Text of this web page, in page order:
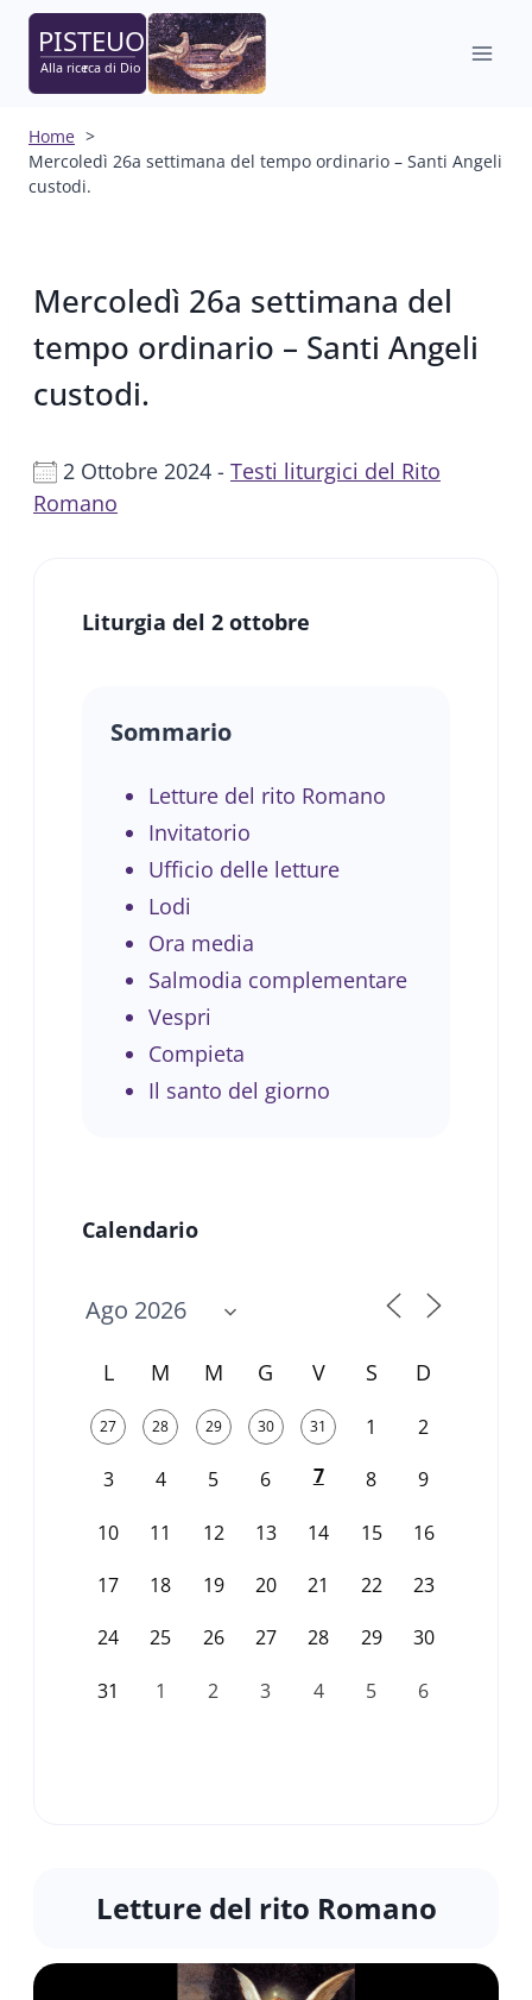
Salta
contenuto
Home
Mercoledì 26a settimana del tempo ordinario – Santi Angeli
custodi.
Mercoledì 26a settimana del
tempo ordinario – Santi Angeli
custodi.
2 Ottobre 2024 - Testi liturgici del Rito
Romano
Liturgia del 2 ottobre
Sommario
Letture del rito Romano
Invitatorio
Ufficio delle letture
Lodi
Ora media
Salmodia complementare
Vespri
Compieta
Il santo del giorno
Calendario
L M M G V S D
27 28 29 30 31 1 2
3 4 5 6 7 8 9
10 11 12 13 14 15 16
17 18 19 20 21 22 23
24 25 26 27 28 29 30
31 1 2 3 4 5 6
Letture del rito Romano